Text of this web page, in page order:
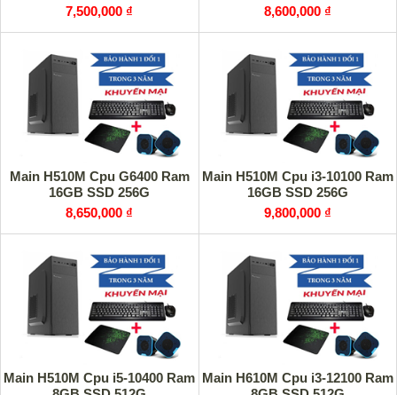
7,500,000 ₫
8,600,000 ₫
Main H510M Cpu G6400 Ram
16GB SSD 256G
8,650,000 ₫
Main H510M Cpu i3-10100 Ram
16GB SSD 256G
9,800,000 ₫
Main H510M Cpu i5-10400 Ram Main H610M Cpu i3-12100 Ram